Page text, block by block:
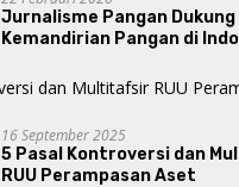
Jurnalisme Pangan Dukung
Kemandirian Pangan di
16 September 2025
5 Pasal Kontroversi dan
RUU Perampasan Aset